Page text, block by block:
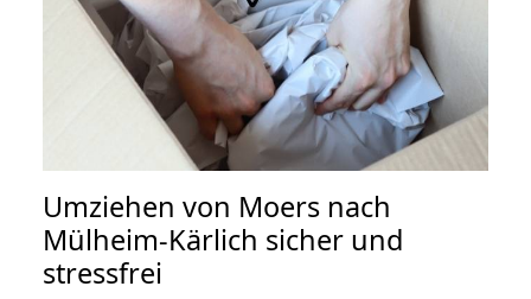
Umziehen von Moers nach
Mülheim-Kärlich sicher und
stressfrei